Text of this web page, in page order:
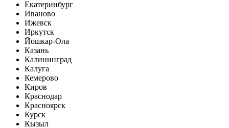
Екатеринбург
Иваново
Ижевск
Иркутск
Йошкар-Ола
Казань
Калининград
Калуга
Кемерово
Киров
Краснодар
Красноярск
Курск
Кызыл